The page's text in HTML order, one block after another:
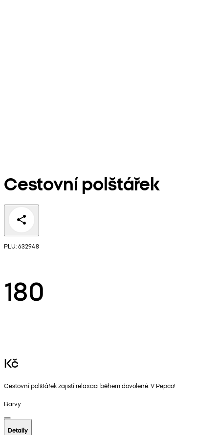
Cestovní polštářek
PLU: 632948
180
Kč
Cestovní polštářek zajistí relaxaci během dovolené. V Pepco!
Barvy
Detaily